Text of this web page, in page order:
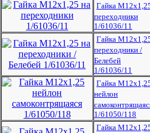
Гайка
переходники
1/61036/11
Гайка
переходники /
Белебей
1/61036/11
Гайка
нейлон
1/61050/118
Гайка